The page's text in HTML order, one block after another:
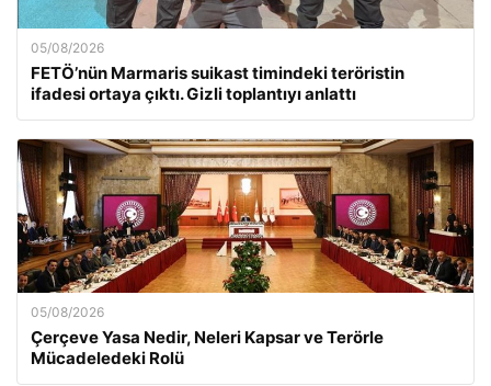
05/08/2026
FETÖ’nün Marmaris suikast timindeki teröristin
ifadesi ortaya çıktı. Gizli toplantıyı anlattı
05/08/2026
Çerçeve Yasa Nedir, Neleri Kapsar ve Terörle
Mücadeledeki Rolü